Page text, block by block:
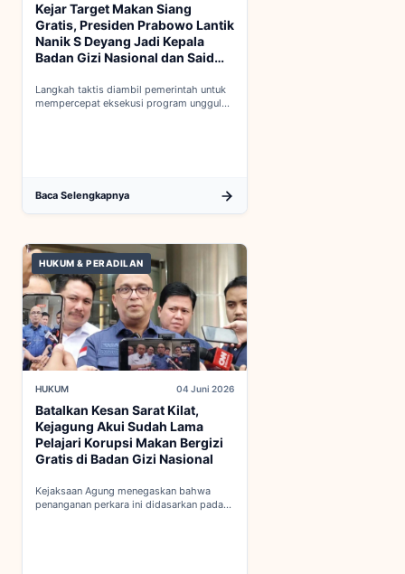
Kejar Target Makan Siang
Gratis, Presiden Prabowo Lantik
Nanik S Deyang Jadi Kepala
Badan Gizi Nasional dan Said
Langkah taktis diambil pemerintah untuk
mempercepat eksekusi program unggulan
Baca Selengkapnya
HUKUM & PERADILAN
HUKUM 04 Juni 2026
Batalkan Kesan Sarat Kilat,
Kejagung Akui Sudah Lama
Pelajari Korupsi Makan Bergizi
Gratis di Badan Gizi Nasional
Kejaksaan Agung menegaskan bahwa
penanganan perkara ini didasarkan pada